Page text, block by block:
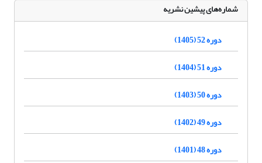
شماره‌های پیشین نشریه
دوره 52 (1405)
دوره 51 (1404)
دوره 50 (1403)
دوره 49 (1402)
دوره 48 (1401)